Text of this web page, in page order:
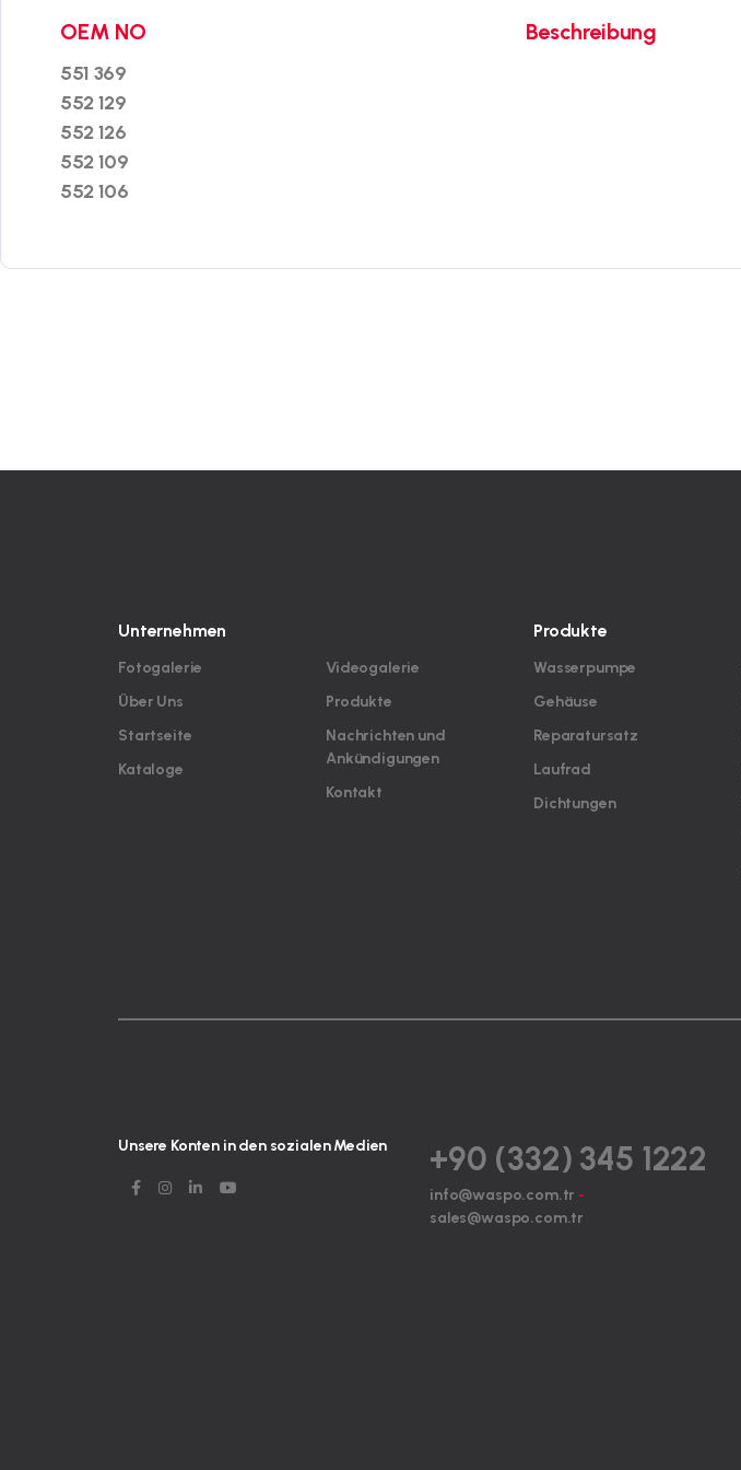
OEM NO
551 369
552 129
552 126
552 109
552 106
Beschreibung
Unternehmen
Fotogalerie
Über Uns
Startseite
Kataloge
Videogalerie
Produkte
Nachrichten und
Ankündigungen
Kontakt
Produkte
Wasserpumpe
Gehäuse
Reparatursatz
Laufrad
Dichtungen
Unsere Konten in den sozialen Medien +90 (332) 345 1222
info@waspo.com.tr -
sales@waspo.com.tr